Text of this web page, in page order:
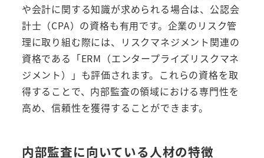
や会計に関する知識が求められる場合は、公認会
計士（CPA）の資格も有用です。企業のリスク管
理に取り組む際には、リスクマネジメント関連の
資格である「ERM（エンタープライズリスクマネ
ジメント）」も評価されます。これらの資格を取
得することで、内部監査の領域における専門性を
高め、信頼性を獲得することができます。
内部監査に向いている人材の特徴